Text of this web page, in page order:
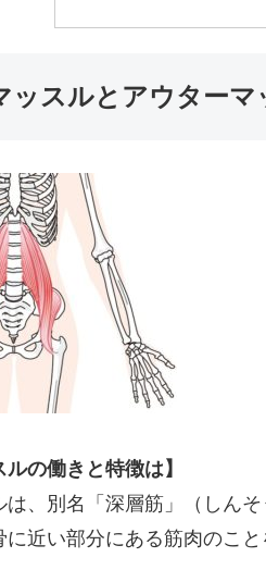
ッスルとアウターマ
ルの働きと特徴は】
、別名「深層筋」（しんそ
近い部分にある筋肉のこと